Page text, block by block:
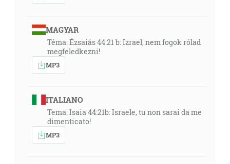
MAGYAR
Téma: Ézsaiás 44:21 b: Izrael, nem fogok rólad
megfeledkezni!
MP3
ITALIANO
Tema: Isaia 44:21b: Israele, tu non sarai da me
dimenticato!
MP3